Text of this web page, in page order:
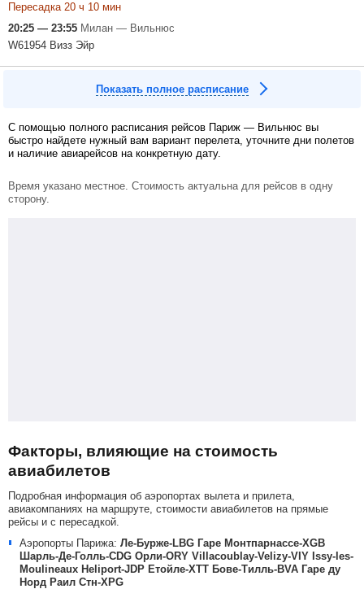
Пересадка 20 ч 10 мин
20:25 — 23:55 Милан — Вильнюс
W61954 Визз Эйр
Показать полное расписание
С помощью полного расписания рейсов Париж — Вильнюс вы
быстро найдете нужный вам вариант перелета, уточните дни полетов
и наличие авиарейсов на конкретную дату.
Время указано местное. Стоимость актуальна для рейсов в одну
сторону.
Факторы, влияющие на стоимость
авиабилетов
Подробная информация об аэропортах вылета и прилета,
авиакомпаниях на маршруте, стоимости авиабилетов на прямые
рейсы и с пересадкой.
Аэропорты Парижа: Ле-Бурже-LBG Гаре Монтпарнассе-XGB
Шарль-Де-Голль-CDG Орли-ORY Villacoublay-Velizy-VIY Issy-les-
Moulineaux Heliport-JDP Етойле-XTT Бове-Тилль-BVA Гаре ду
Норд Раил Стн-XPG